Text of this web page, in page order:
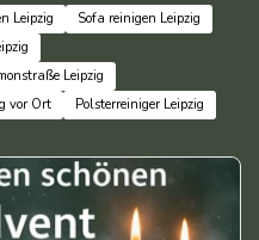
Leipzig
Sofa reinigen Leipzig
Leipzig
vor Ort Polsterreiniger Leipzig